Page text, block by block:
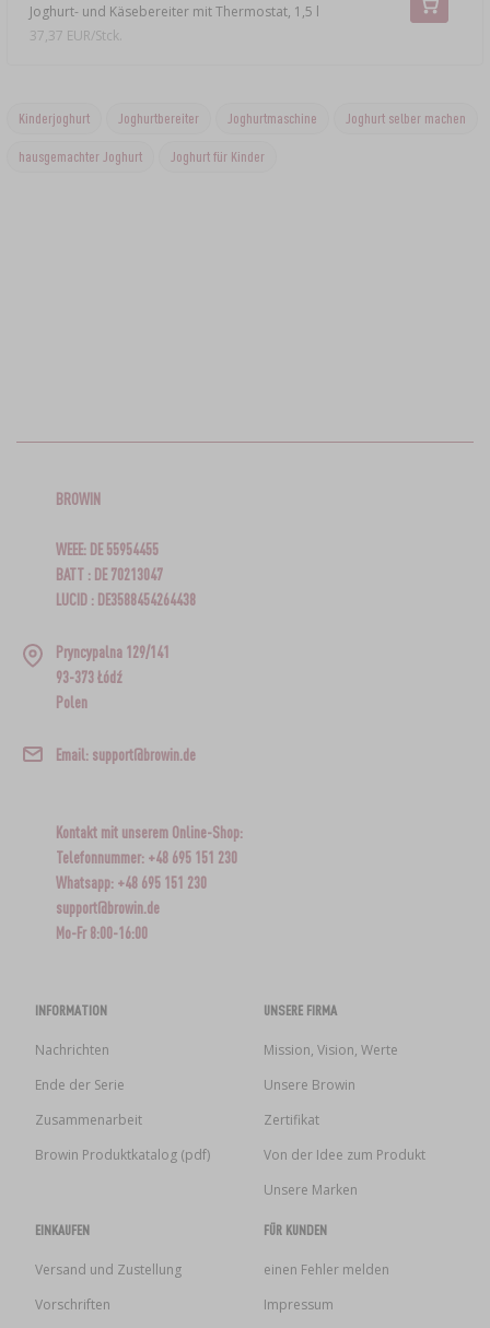
Joghurt- und Käsebereiter mit Thermostat, 1,5 l
37,37 EUR/Stck.
Kinderjoghurt Joghurtbereiter Joghurtmaschine Joghurt selber machen
hausgemachter Joghurt Joghurt für Kinder
BROWIN
WEEE: DE 55954455
BATT : DE 70213047
LUCID : DE3588454264438
Pryncypalna 129/141
93-373 Łódź
Polen
Email: support@browin.de
Kontakt mit unserem Online-Shop:
Telefonnummer: +48 695 151 230
Whatsapp: +48 695 151 230
support@browin.de
Mo-Fr 8:00-16:00
INFORMATION
Nachrichten
Ende der Serie
Zusammenarbeit
Browin Produktkatalog (pdf)
UNSERE FIRMA
Mission, Vision, Werte
Unsere Browin
Zertifikat
Von der Idee zum Produkt
Unsere Marken
EINKAUFEN
Versand und Zustellung
Vorschriften
FÜR KUNDEN
einen Fehler melden
Impressum